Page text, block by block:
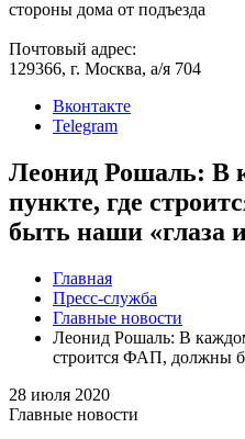
стороны дома от подъезда
Почтовый адрес:
129366, г. Москва, а/я 704
Вконтакте
Telegram
Леонид Рошаль: В
пункте, где
быть наши «глаза
Главная
Пресс-служба
Главные новости
Леонид Рошаль: В
строится ФАП, должны
28 июля 2020
Главные новости